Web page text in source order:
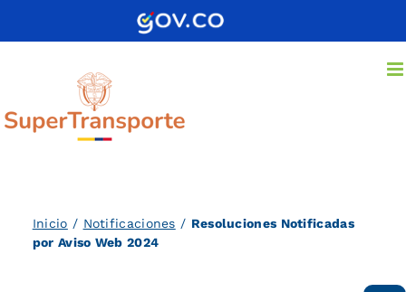
Inicio / Notificaciones / Resoluciones Notificadas
por Aviso Web 2024